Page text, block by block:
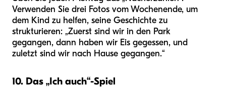
Verwenden Sie drei Fotos vom Wochenende, um
dem Kind zu helfen, seine Geschichte zu
strukturieren: „Zuerst sind wir in den Park
gegangen, dann haben wir Eis gegessen, und
zuletzt sind wir nach Hause gegangen.“
10. Das „Ich auch“-Spiel